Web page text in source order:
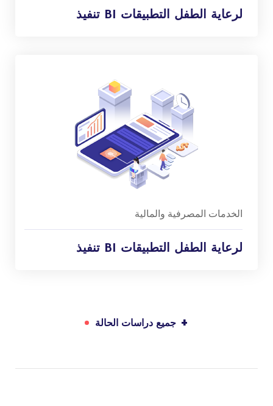
تنفيذ BI لرعاية الطفل التطبيقات
الخدمات المصرفية والمالية
تنفيذ BI لرعاية الطفل التطبيقات
جميع دراسات الحالة +